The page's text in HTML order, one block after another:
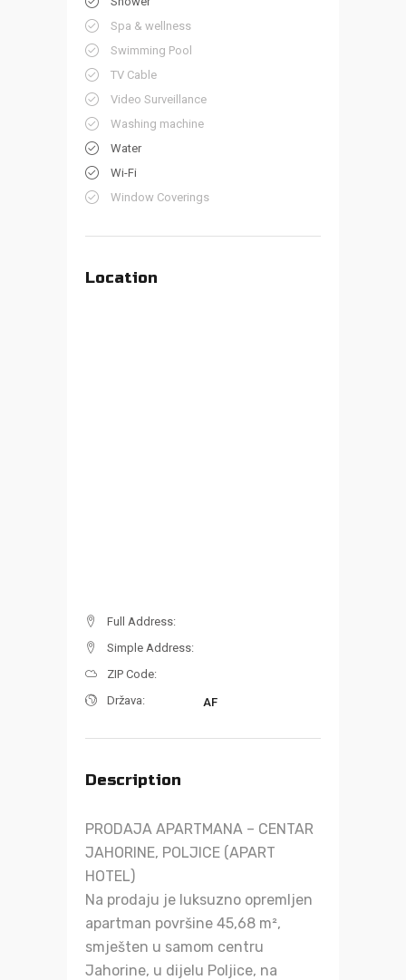
Spa & wellness
Swimming Pool
TV Cable
Video Surveillance
Washing machine
Water
Wi-Fi
Window Coverings
Location
Full Address:
Simple Address:
ZIP Code:
Država:
AF
Description
PRODAJA APARTMANA – CENTAR
JAHORINE, POLJICE (APART
HOTEL)
Na prodaju je luksuzno opremljen
apartman površine 45,68 m²,
smješten u samom centru
Jahorine, u dijelu Poljice, na